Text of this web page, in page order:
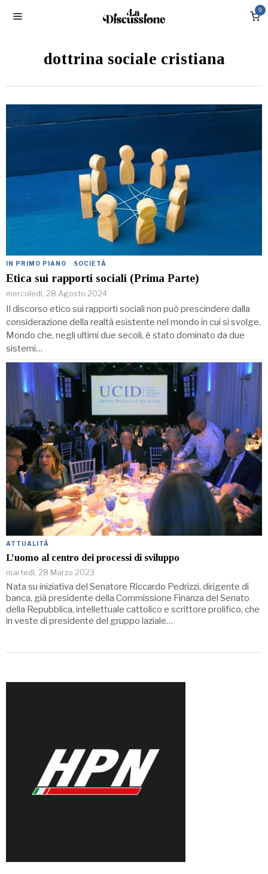
0
dottrina sociale cristiana
IN PRIMO PIANO · SOCIETÀ
Etica sui rapporti sociali (Prima Parte)
mercoledì, 28 Agosto 2024
Il discorso etico sui rapporti sociali non può prescindere dalla
considerazione della realtà esistente nel mondo in cui si svolge.
Mondo che, negli ultimi due secoli, è stato dominato da due
sistemi…
ATTUALITÀ
L’uomo al centro dei processi di sviluppo
martedì, 28 Marzo 2023
Nata su iniziativa del Senatore Riccardo Pedrizzi, dirigente di
banca, già presidente della Commissione Finanza del Senato
della Repubblica, intellettuale cattolico e scrittore prolifico, che
in veste di presidente del gruppo laziale…